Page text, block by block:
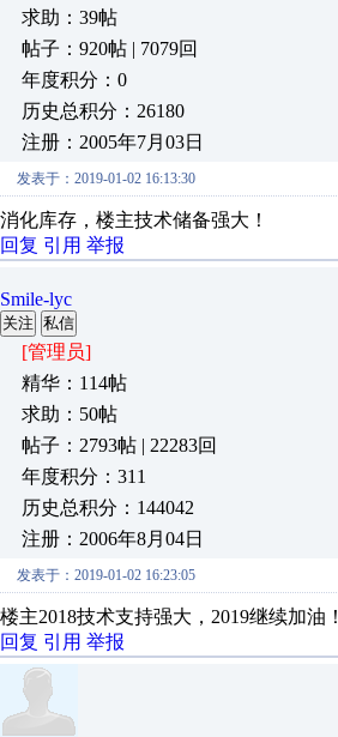
求助：39帖
帖子：920帖 | 7079回
年度积分：0
历史总积分：26180
注册：2005年7月03日
发表于：2019-01-02 16:13:30
消化库存，楼主技术储备强大！
回复 引用 举报
Smile-lyc
关注 私信
[管理员]
精华：114帖
求助：50帖
帖子：2793帖 | 22283回
年度积分：311
历史总积分：144042
注册：2006年8月04日
发表于：2019-01-02 16:23:05
楼主2018技术支持强大，2019继续加油！
回复 引用 举报